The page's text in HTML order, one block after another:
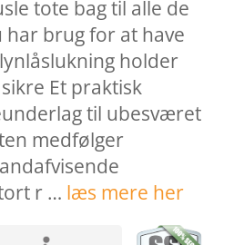
kr..
tote bag til alle de
har brug for at have
holder
Et praktisk
til ubesværet
medfølger
r … læs mere her